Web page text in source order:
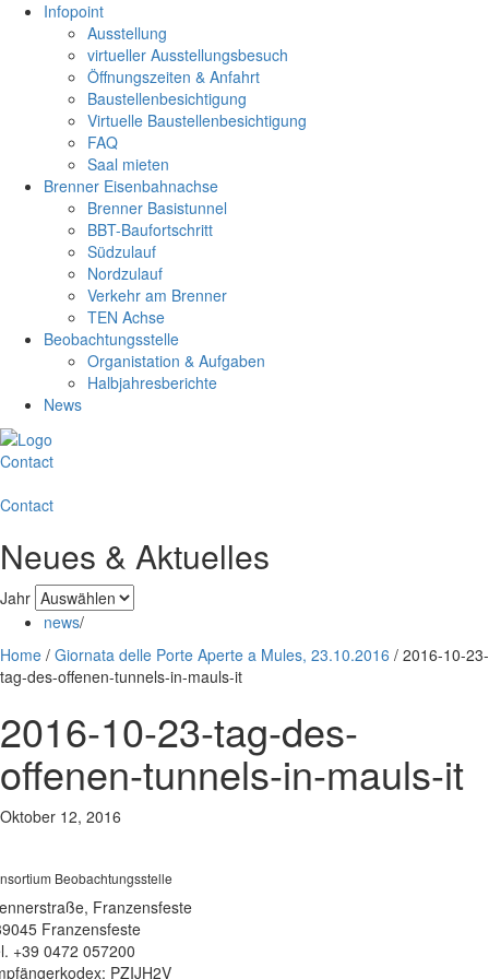
Infopoint
Ausstellung
virtueller Ausstellungsbesuch
Öffnungszeiten & Anfahrt
Baustellenbesichtigung
Virtuelle Baustellenbesichtigung
FAQ
Saal mieten
Brenner Eisenbahnachse
Brenner Basistunnel
BBT-Baufortschritt
Südzulauf
Nordzulauf
Verkehr am Brenner
TEN Achse
Beobachtungsstelle
Organistation & Aufgaben
Halbjahresberichte
News
Contact
Contact
Neues & Aktuelles
Jahr
news/
Home / Giornata delle Porte Aperte a Mules, 23.10.2016 / 2016-10-23-
tag-des-offenen-tunnels-in-mauls-it
2016-10-23-tag-des-
offenen-tunnels-in-mauls-it
Oktober 12, 2016
Beobachtungsstelle
Franzensfeste
Franzensfeste
+39 0472 057200
PZIJH2V